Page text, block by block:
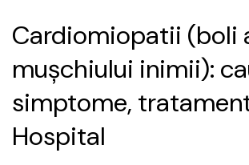
Cardiomiopatii (boli
mușchiului inimii):
simptome,
Hospital